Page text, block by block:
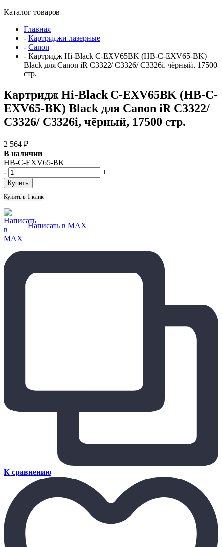
Каталог товаров
Главная
- Картриджи лазерные
- Canon
- Картридж Hi-Black C-EXV65BK (HB-C-EXV65-BK)
Black для Canon iR C3322/ C3326/ C3326i, чёрный, 17500
стр.
Картридж Hi-Black C-EXV65BK (HB-C-
EXV65-BK) Black для Canon iR C3322/
C3326/ C3326i, чёрный, 17500 стр.
2 564 ₽
В наличии
HB-C-EXV65-BK
-
+
Купить в 1 клик
Написать в MAX
К сравнению